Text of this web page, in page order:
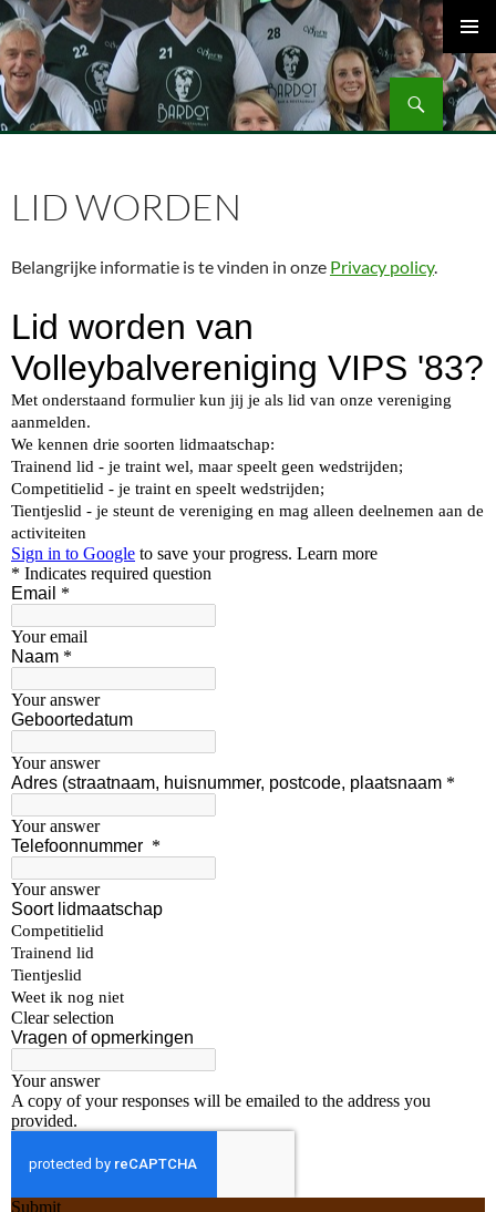
Ga
naar
de
inhoud
Volleybalvereniging Vips Bardot
Zoeken
MENU
LID WORDEN
Belangrijke informatie is te vinden in onze Privacy policy.